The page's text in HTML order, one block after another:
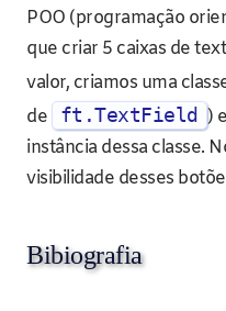
POO (programação
que criar 5 caixas de
valor, criamos uma
de
ft.TextField )
instância dessa classe.
visibilidade desses
Bibiografia